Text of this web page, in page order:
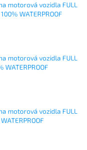
motorová vozidla FULL
WATERPROOF
motorová vozidla FULL
WATERPROOF
motorová vozidla FULL